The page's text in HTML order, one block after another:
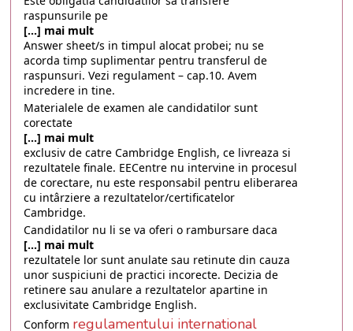
raspunsurile pe
[...] mai mult
Answer sheet/s in timpul alocat probei; nu se
acorda timp suplimentar pentru transferul de
raspunsuri. Vezi regulament – cap.10. Avem
incredere in tine.
Materialele de examen ale candidatilor sunt
corectate
[...] mai mult
exclusiv de catre Cambridge English, ce livreaza si
rezultatele finale. EECentre nu intervine in procesul
de corectare, nu este responsabil pentru eliberarea
cu intârziere a rezultatelor/certificatelor
Cambridge.
Candidatilor nu li se va oferi o rambursare daca
[...] mai mult
rezultatele lor sunt anulate sau retinute din cauza
unor suspiciuni de practici incorecte. Decizia de
retinere sau anulare a rezultatelor apartine in
exclusivitate Cambridge English.
Conform regulamentului international